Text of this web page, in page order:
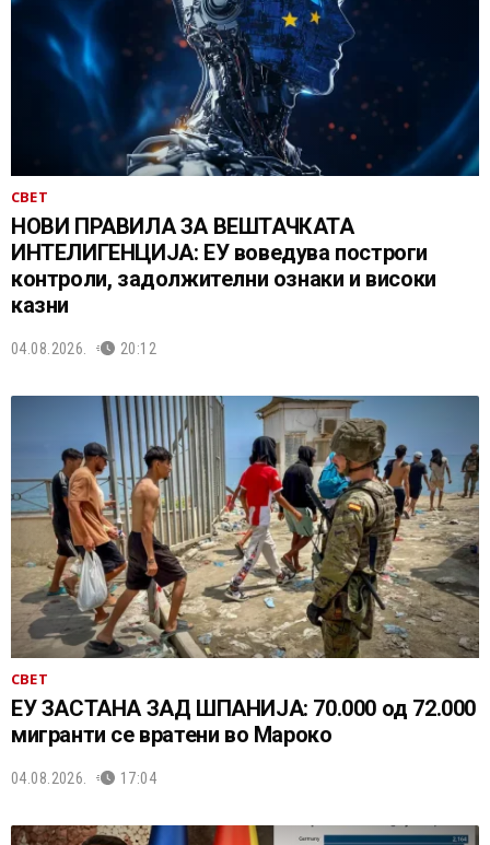
СВЕТ
НОВИ ПРАВИЛА ЗА ВЕШТАЧКАТА
ИНТЕЛИГЕНЦИЈА: ЕУ воведува построги
контроли, задолжителни ознаки и високи
казни
04.08.2026. 20:12
СВЕТ
ЕУ ЗАСТАНА ЗАД ШПАНИЈА: 70.000 од 72.000
мигранти се вратени во Мароко
04.08.2026. 17:04